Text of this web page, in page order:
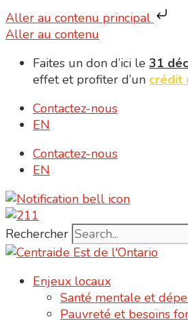
Aller au contenu principal
Aller au contenu
Faites un don d’ici le 31 déc
effet et profiter d’un crédit
Contactez-nous
EN
Contactez-nous
EN
Rechercher
Enjeux locaux
Santé mentale et
Pauvreté et besoins